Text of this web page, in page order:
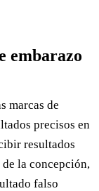
embarazo
marcas de
precisos en
resultados
la concepción,
falso